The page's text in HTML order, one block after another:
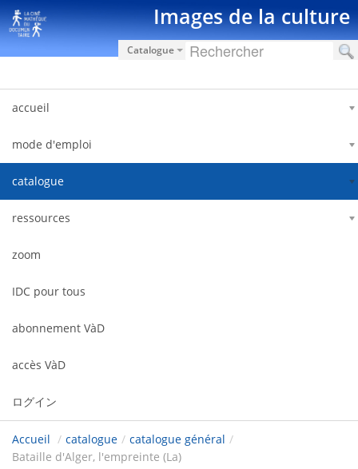
内容へスキップ Images de la culture
Catalogue
accueil
mode d'emploi
catalogue
ressources
zoom
IDC pour tous
abonnement VàD
accès VàD
ログイン
Accueil / catalogue / catalogue général /
Bataille d'Alger, l'empreinte (La)